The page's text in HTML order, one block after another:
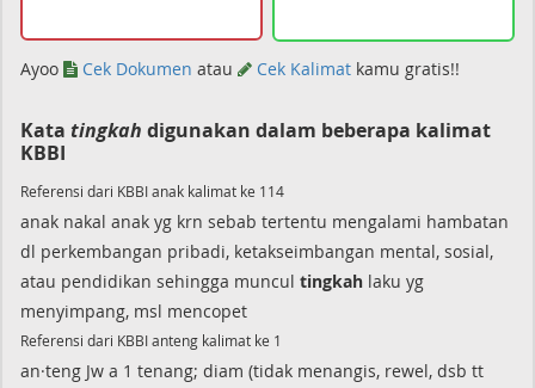
Ayoo Cek Dokumen atau Cek Kalimat kamu gratis!!
Kata tingkah digunakan dalam beberapa kalimat
KBBI
Referensi dari KBBI anak kalimat ke 114
anak nakal anak yg krn sebab tertentu mengalami hambatan
dl perkembangan pribadi, ketakseimbangan mental, sosial,
atau pendidikan sehingga muncul tingkah laku yg
menyimpang, msl mencopet
Referensi dari KBBI anteng kalimat ke 1
an·teng Jw a 1 tenang; diam (tidak menangis, rewel, dsb tt